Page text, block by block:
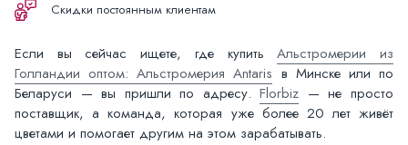
Скидки постоянным клиентам
Если вы сейчас ищете, где купитьАльстромерии из
Голландии оптом: Альстромерия Antaris в Минске или по
Беларуси — вы пришли по адресу.Florbiz — не просто
поставщик, а команда, которая уже более 20 лет живёт
цветами и помогает другим на этом зарабатывать.